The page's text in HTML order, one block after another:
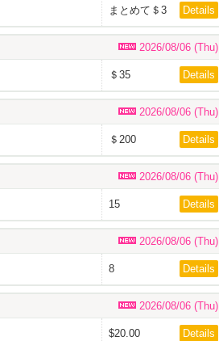
まとめて＄3 Details
2026/08/06 (Thu)
＄35 Details
2026/08/06 (Thu)
＄200 Details
2026/08/06 (Thu)
15 Details
2026/08/06 (Thu)
8 Details
2026/08/06 (Thu)
$20.00 Details